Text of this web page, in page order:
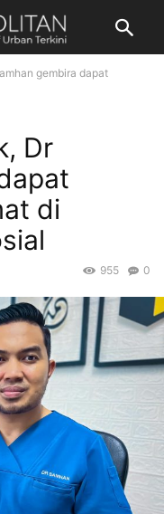
gembira dapat
Dr
di
0
955